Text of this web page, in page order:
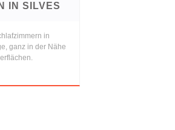
IN SILVES
in
ganz in der Nähe